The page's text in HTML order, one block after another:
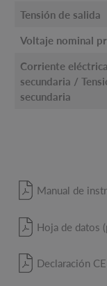
Tensión de salida
Voltaje nominal
Corriente eléctrica
secundaria /
secundaria
Manual de
Hoja de datos
Declaración